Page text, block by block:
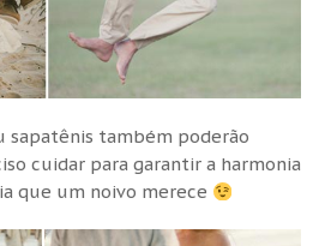
sapatênis também poderão
cuidar para garantir a harmonia
que um noivo merece